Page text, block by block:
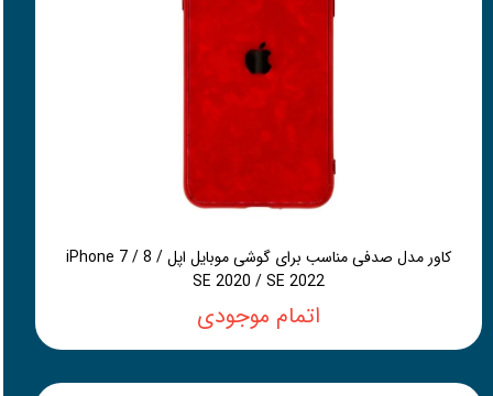
کاور مدل صدفی مناسب برای گوشی موبایل اپل iPhone 7 / 8 /
SE 2020 / SE 2022
اتمام موجودی